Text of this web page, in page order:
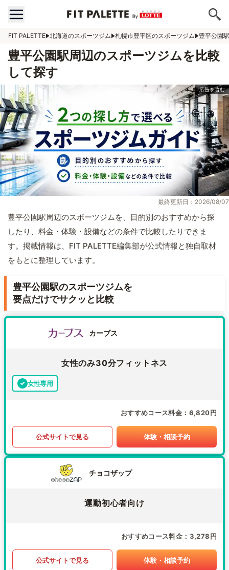
FIT PALETTE 北海道のスポーツジム 札幌市豊平区のスポーツジム 豊平公園
豊平公園駅周辺のスポーツジムを比較
して探す
最終更新日：2026/08/07
豊平公園駅周辺のスポーツジムを、目的別のおすすめから探
したり、料金・体験・設備などの条件で比較したりできま
す。掲載情報は、FIT PALETTE編集部が公式情報と独自取材
をもとに整理しています。
豊平公園駅のスポーツジムを
要点だけでサクッと比較
カーブス
女性のみ30分フィットネス
女性専用
おすすめコース料金 6,820円
公式サイトで見る 体験・相談予約
チョコザップ
運動初心者向け
おすすめコース料金 3,278円
公式サイトで見る 体験・相談予約